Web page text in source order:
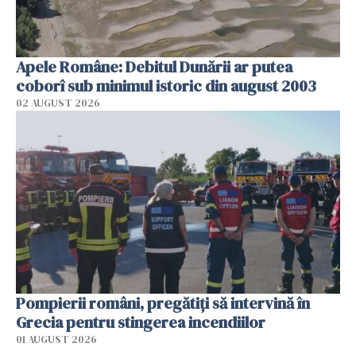
Apele Române: Debitul Dunării ar putea
coborî sub minimul istoric din august 2003
02 AUGUST 2026
Pompierii români, pregătiţi să intervină în
Grecia pentru stingerea incendiilor
01 AUGUST 2026